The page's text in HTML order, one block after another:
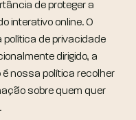
de proteger a
interativo online. O
política de privacidade
dirigido, a
é nossa política recolher
sobre quem quer